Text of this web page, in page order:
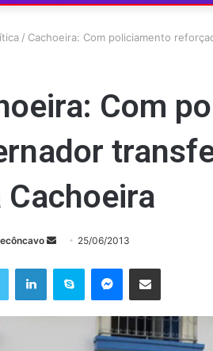
/ Cachoeira: Com policiamento
Com
Cachoeira
Mande
e-
25/06/2013
Twitter LinkedinSkype Messenger
Compartilhar via e-mail